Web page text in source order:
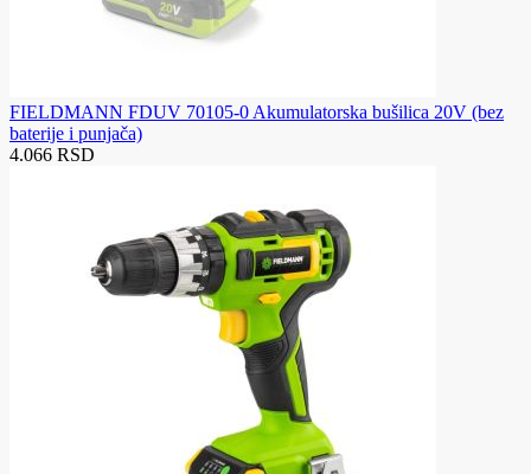
FIELDMANN FDUV 70105-0 Akumulatorska bušilica 20V (bez
baterije i punjača)
4.066 RSD